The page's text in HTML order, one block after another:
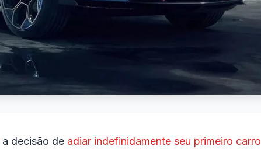
a decisão de adiar indefinidamente seu primeiro carro